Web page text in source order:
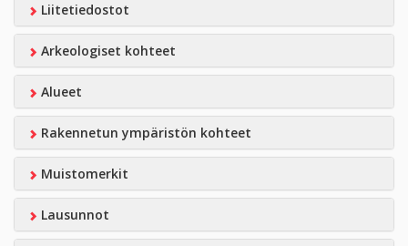
Liitetiedostot
Arkeologiset kohteet
Alueet
Rakennetun ympäristön kohteet
Muistomerkit
Lausunnot